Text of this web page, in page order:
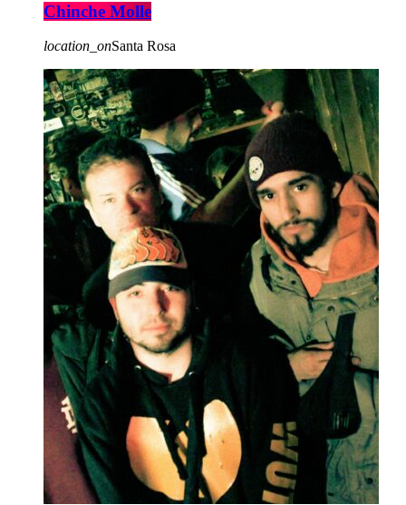
Chinche Molle
location_onSanta Rosa